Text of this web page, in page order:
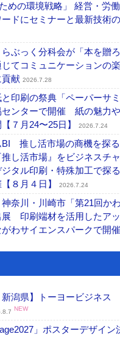
めの環境戦略」 経営・労
ドにセミナーと最新技術
ぶっく分科会が「本を贈
てコミュニケーションの
献 2026.7.28
印刷の祭典「ペーパーサ
センターで開催 紙の魅力
７月24〜25日】
2026.7.24
BI 推し活市場の商機を探
推し活市場』をビジネスチ
タル印刷・特殊加工で探
８月４日】
2026.7.24
奈川・川崎市「第21回か
展 印刷端材を活用したア
わサイエンスパークで開
潟県】トーヨービジネス
NEW
」ポスターデザイン